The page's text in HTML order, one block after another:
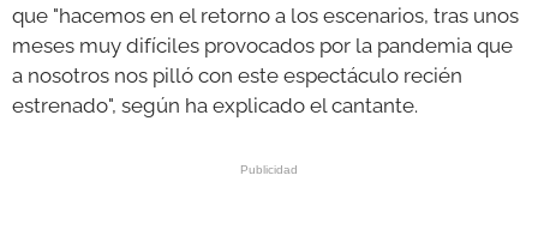
que "hacemos en el retorno a los escenarios, tras unos
meses muy difíciles provocados por la pandemia que
a nosotros nos pilló con este espectáculo recién
estrenado", según ha explicado el cantante.